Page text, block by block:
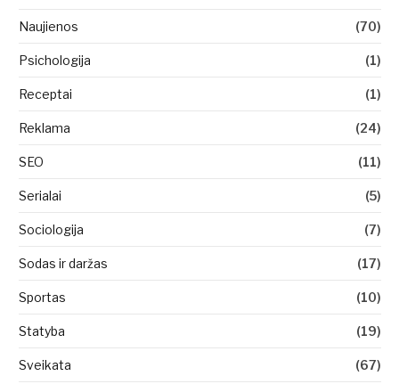
Naujienos (70)
Psichologija (1)
Receptai (1)
Reklama (24)
SEO (11)
Serialai (5)
Sociologija (7)
Sodas ir daržas (17)
Sportas (10)
Statyba (19)
Sveikata (67)